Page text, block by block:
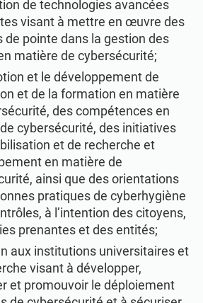
de technologies avancées
visant à mettre en œuvre des
de pointe dans la gestion des
matière de cybersécurité;
et le développement de
et de la formation en matière
des compétences en
cybersécurité, des initiatives
et de recherche et
en matière de
ainsi que des orientations
pratiques de cyberhygiène
à l’intention des citoyens,
prenantes et des entités;
aux institutions universitaires et
visant à développer,
et promouvoir le déploiement